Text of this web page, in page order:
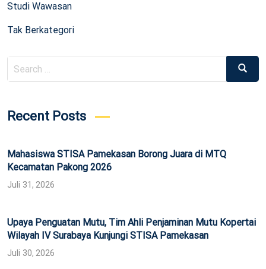
Studi Wawasan
Tak Berkategori
Search
for:
Search
Recent Posts
Mahasiswa STISA Pamekasan Borong Juara di MTQ
Kecamatan Pakong 2026
Juli 31, 2026
Upaya Penguatan Mutu, Tim Ahli Penjaminan Mutu Kopertai
Wilayah IV Surabaya Kunjungi STISA Pamekasan
Juli 30, 2026